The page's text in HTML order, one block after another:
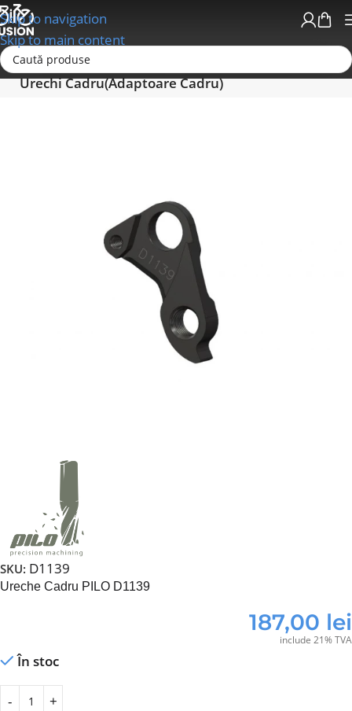
Skip to navigation
Skip to main content
Prima pagină
Urechi Cadru(Adaptoare Cadru)
SKU: D1139
Ureche Cadru PILO D1139
187,00 lei
include 21% TVA
În stoc